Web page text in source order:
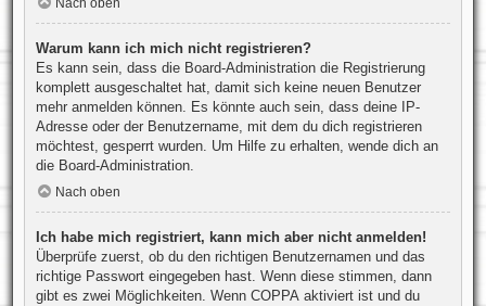
Nach oben
Warum kann ich mich nicht registrieren?
Es kann sein, dass die Board-Administration die Registrierung
komplett ausgeschaltet hat, damit sich keine neuen Benutzer
mehr anmelden können. Es könnte auch sein, dass deine IP-
Adresse oder der Benutzername, mit dem du dich registrieren
möchtest, gesperrt wurden. Um Hilfe zu erhalten, wende dich an
die Board-Administration.
Nach oben
Ich habe mich registriert, kann mich aber nicht anmelden!
Überprüfe zuerst, ob du den richtigen Benutzernamen und das
richtige Passwort eingegeben hast. Wenn diese stimmen, dann
gibt es zwei Möglichkeiten. Wenn COPPAaktiviert ist und du